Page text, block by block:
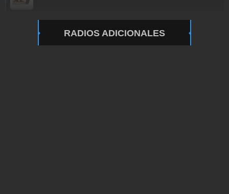
RADIOS ADICIONALES